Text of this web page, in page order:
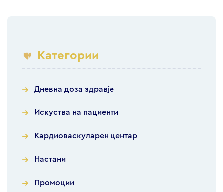
Категории
Дневна доза здравје
Искуства на пациенти
Кардиоваскуларен центар
Настани
Промоции